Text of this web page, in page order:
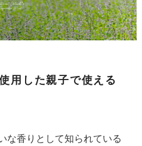
用した親子で使える
な香りとして知られている